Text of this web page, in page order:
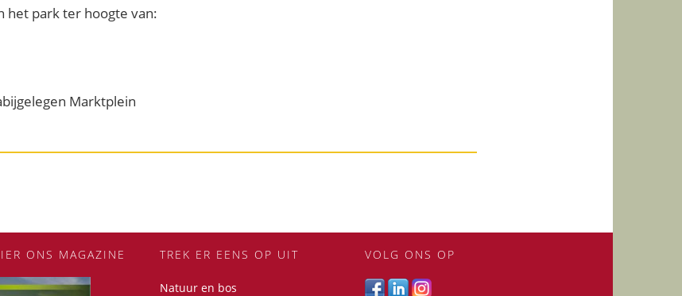
het park ter hoogte van:
Marktplein
ONS MAGAZINE TREK ER EENS OP UIT
Natuur en bos
VOLG ONS OP